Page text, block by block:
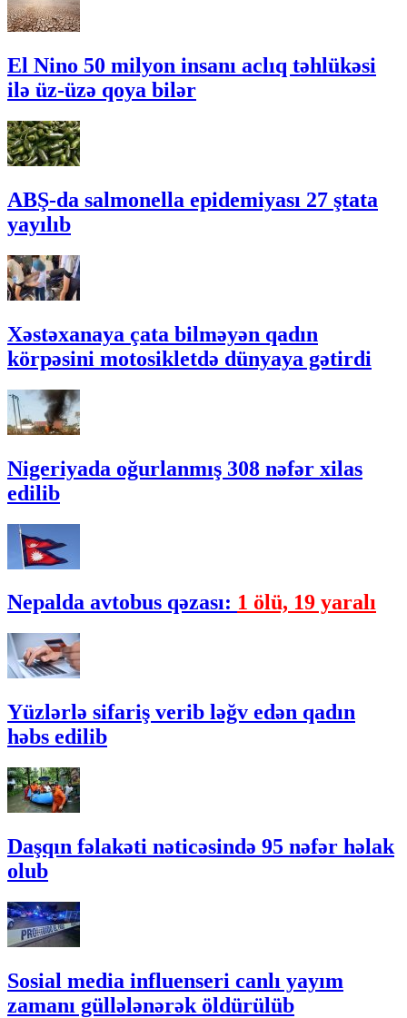
El Nino 50 milyon insanı aclıq təhlükəsi
ilə üz-üzə qoya bilər
ABŞ-da salmonella epidemiyası 27 ştata
yayılıb
Xəstəxanaya çata bilməyən qadın
körpəsini motosikletdə dünyaya gətirdi
Nigeriyada oğurlanmış 308 nəfər xilas
edilib
Nepalda avtobus qəzası: 1 ölü, 19 yaralı
Yüzlərlə sifariş verib ləğv edən qadın
həbs edilib
Daşqın fəlakəti nəticəsində 95 nəfər həlak
olub
Sosial media influenseri canlı yayım
zamanı güllələnərək öldürülüb